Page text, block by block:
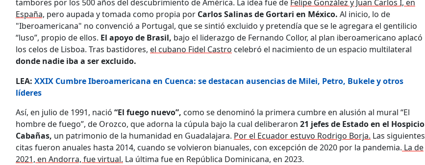
tambores por los 500 años del descubrimiento de América. La idea fue de Felipe González y Juan Carlos I, en
España, pero aupada y tomada como propia por Carlos Salinas de Gortari en México. Al inicio, lo de
"Iberoamericana" no convenció a Portugal, que se sintió excluido y pretendía que se le agregara el gentilicio
“luso”, propio de ellos. El apoyo de Brasil, bajo el liderazgo de Fernando Collor, al plan iberoamericano aplacó
los celos de Lisboa. Tras bastidores, el cubano Fidel Castro celebró el nacimiento de un espacio multilateral
donde nadie iba a ser excluido.
LEA: XXIX Cumbre Iberoamericana en Cuenca: se destacan ausencias de Milei, Petro, Bukele y otros
líderes
Así, en julio de 1991, nació “El fuego nuevo”, como se denominó la primera cumbre en alusión al mural “El
hombre de fuego”, de Orozco, que adorna la cúpula bajo la cual deliberaron 21 jefes de Estado en el Hospicio
Cabañas, un patrimonio de la humanidad en Guadalajara. Por el Ecuador estuvo Rodrigo Borja. Las siguientes
citas fueron anuales hasta 2014, cuando se volvieron bianuales, con excepción de 2020 por la pandemia. La de
2021, en Andorra, fue virtual. La última fue en República Dominicana, en 2023.